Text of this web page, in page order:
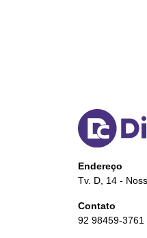
Endereço
Tv. D, 14 -
Contato
92 98459-3761